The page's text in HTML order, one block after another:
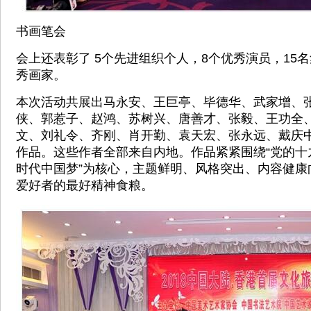
书画笔会
会上还表彰了 5个先进组织个人，8个优秀演员，15
秀画家。
本次活动共展出马永安、王巨亭、毕德华、武家增、
侠、郭惹子、赵鸿、苏树兴、唐善才、张毅、王功全
文、刘礼令、齐刚、肖开勤、袁天宏、张永远、戴庆
作品。这些作者全部来自内地。作品紧紧围绕“党的十
时代中国梦”为核心，主题鲜明、风格突出、内容健
爱好者的最好精神食粮。